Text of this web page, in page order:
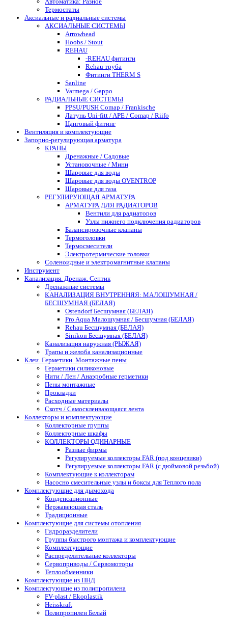
Термостаты
Аксиальные и радиальные системы
АКСИАЛЬНЫЕ СИСТЕМЫ
Arrowhead
Hoobs / Stout
REHAU
-REHAU фитинги
Rehau труба
Фитинги THERM S
Sanline
Varmega / Gappo
РАДИАЛЬНЫЕ СИСТЕМЫ
PPSU/PUSH Comap / Frankische
Латунь Uni-fitt / APE / Comap / Riifo
Цанговый фитинг
Вентиляция и комплектующие
Запорно-регулирующая арматура
КРАНЫ
Дренажные / Садовые
Установочные / Мини
Шаровые для воды
Шаровые для воды OVENTROP
Шаровые для газа
РЕГУЛИРУЮЩАЯ АРМАТУРА
АРМАТУРА ДЛЯ РАДИАТОРОВ
Вентили для радиаторов
Узлы нижнего подключения радиаторов
Балансировочные клапаны
Термоголовки
Термосмесители
Электротермические головки
Соленоидные и электромагнитные клапаны
Инструмент
Канализация. Дренаж. Септик
Дренажные системы
КАНАЛИЗАЦИЯ ВНУТРЕННЯЯ: МАЛОШУМНАЯ /
БЕСШУМНАЯ (БЕЛАЯ)
Ostendorf Бесшумная (БЕЛАЯ)
Pro Aqua Малошумная / Бесшумная (БЕЛАЯ)
Rehau Бесшумная (БЕЛАЯ)
Sinikon Бесшумная (БЕЛАЯ)
Канализация наружная (РЫЖАЯ)
Трапы и желоба канализационные
Клеи. Герметики. Монтажные пены
Герметики силиконовые
Нити / Лен / Анаэробные герметики
Пены монтажные
Прокладки
Расходные материалы
Скотч / Самосклеивающаяся лента
Коллекторы и комплектующие
Коллекторные группы
Коллекторные шкафы
КОЛЛЕКТОРЫ ОДИНАРНЫЕ
Разные фирмы
Регулируемые коллекторы FAR (под концевики)
Регулируемые коллекторы FAR (с дюймовой резьбой)
Комплектующие к коллекторам
Насосно смесительные узлы и боксы для Теплого пола
Комплектующие для дымохода
Конденсационные
Нержавеющая сталь
Традиционные
Комплектующие для системы отопления
Гидроразделители
Группы быстрого монтажа и комплектующие
Комплектующие
Распределительные коллекторы
Сервоприводы / Сервомоторы
Теплообменники
Комплектующие из ПНД
Комплектующие из полипропилена
FV-plast / Ekoplastik
Heisskraft
Полипропилен Белый